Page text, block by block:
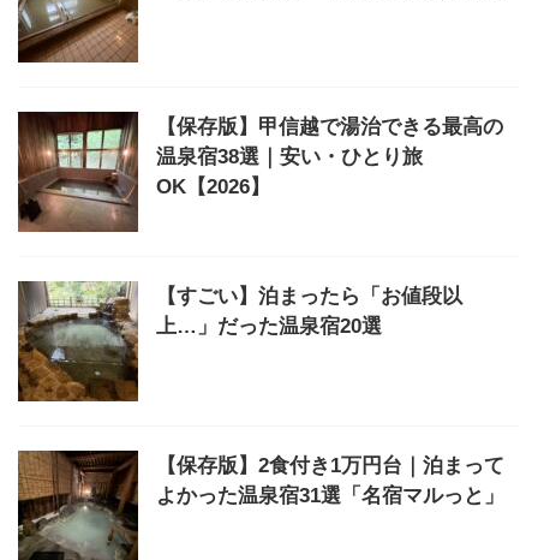
【保存版】甲信越で湯治できる最高の
温泉宿38選｜安い・ひとり旅
OK【2026】
【すごい】泊まったら「お値段以
上…」だった温泉宿20選
【保存版】2食付き1万円台｜泊まって
よかった温泉宿31選「名宿マルっと」